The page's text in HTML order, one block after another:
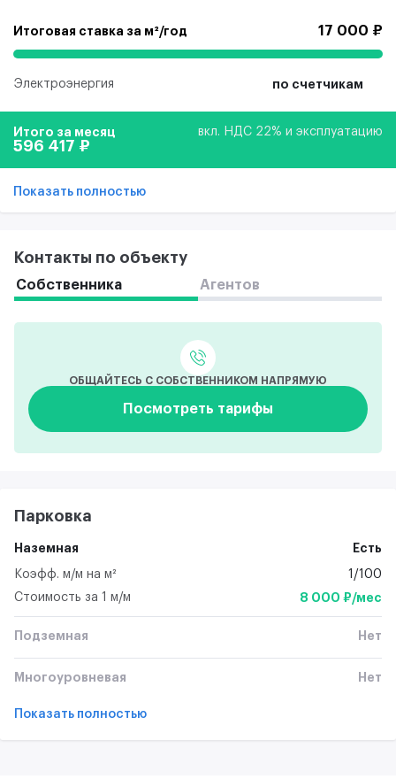
Итоговая ставка за м²/год 17 000 ₽
Электроэнергия по счетчикам
Итого за месяц вкл. НДС 22% и эксплуатацию
596 417 ₽
Показать полностью
Контакты по объекту
Собственника Агентов
ОБЩАЙТЕСЬ С СОБСТВЕННИКОМ НАПРЯМУЮ
Посмотреть тарифы
Парковка
Наземная Есть
Коэфф. м/м на м²
1/100
Стоимость за 1 м/м
8 000 ₽/мес
Подземная Нет
Многоуровневая Нет
Показать полностью